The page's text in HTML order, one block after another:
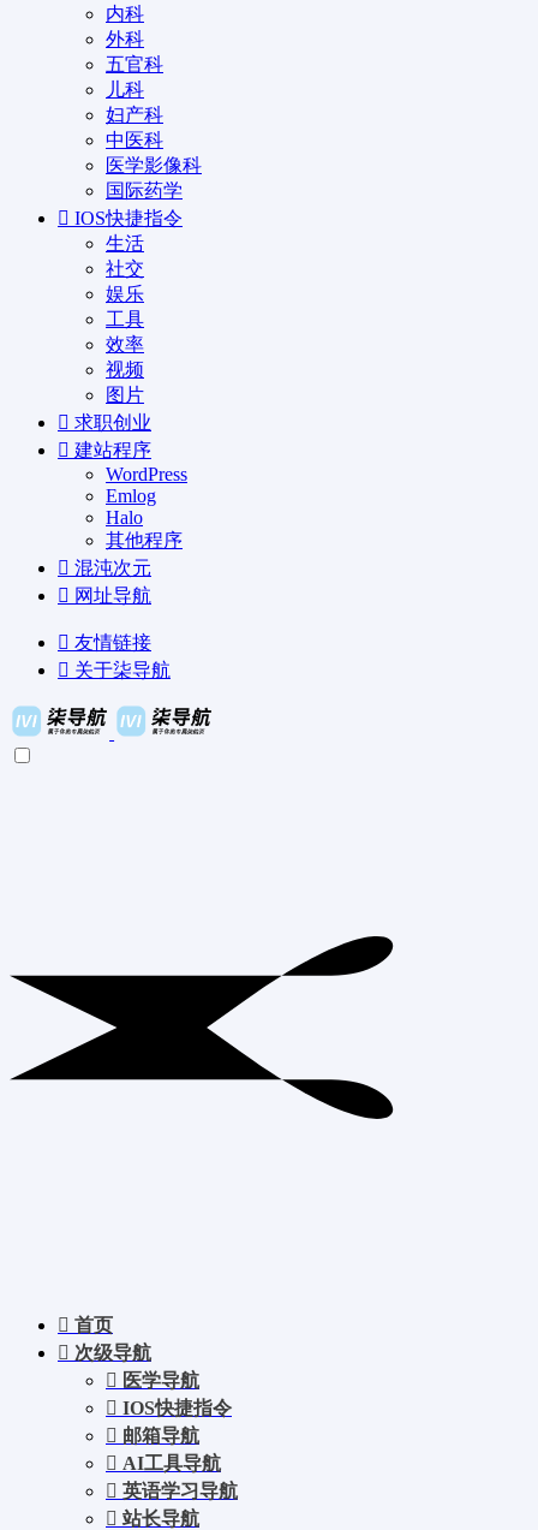
内科
外科
五官科
儿科
妇产科
中医科
医学影像科
国际药学
IOS快捷指令
生活
社交
娱乐
工具
效率
视频
图片
求职创业
建站程序
WordPress
Emlog
Halo
其他程序
混沌次元
网址导航
友情链接
关于柒导航
首页
次级导航
医学导航
IOS快捷指令
邮箱导航
AI工具导航
英语学习导航
站长导航